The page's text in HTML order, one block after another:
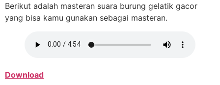
Berikut adalah masteran suara burung gelatik gacor
yang bisa kamu gunakan sebagai masteran.
Download